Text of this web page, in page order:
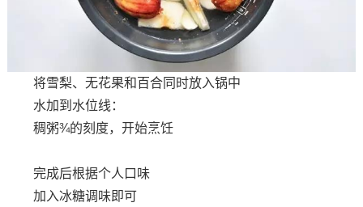
将雪梨、无花果和百合同时放入锅中
水加到水位线：
稠粥¾的刻度，开始烹饪
完成后根据个人口味
加入冰糖调味即可